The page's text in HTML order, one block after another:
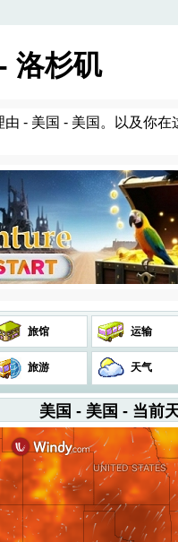
洛杉矶
- 美国 - 美国。以及你
旅馆 运输
旅游 天气
美国 - 美国 - 当前